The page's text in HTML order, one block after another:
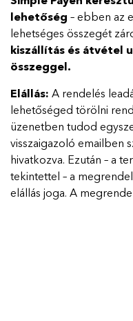
lehetőség – ebben az
lehetséges összegét
kiszállítás és átvétel
összeggel.
Elállás: A rendelés
lehetőséged törölni
üzenetben tudod
visszaigazoló emailben
hivatkozva. Ezután – a
tekintettel – a
elállás joga. A